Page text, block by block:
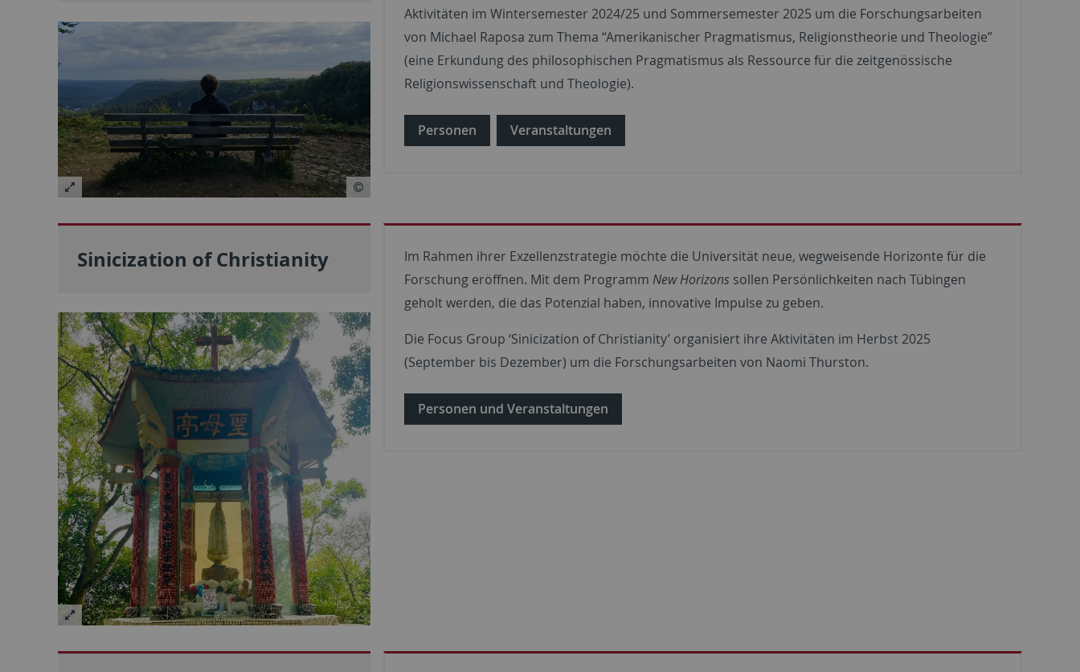
Aktivitäten im Wintersemester 2024/25 und Sommersemester 2025 um die Forschungsarbeiten
von Michael Raposa zum Thema “Amerikanischer Pragmatismus, Religionstheorie und Theologie”
(eine Erkundung des philosophischen Pragmatismus als Ressource für die zeitgenössische
Religionswissenschaft und Theologie).
Personen Veranstaltungen
Sinicization of Christianity
Im Rahmen ihrer Exzellenzstrategie möchte die Universität neue, wegweisende Horizonte für die
Forschung eröffnen. Mit dem ProgrammNew Horizons sollen Persönlichkeiten nach Tübingen
geholt werden, die das Potenzial haben, innovative Impulse zu geben.
Die Focus Group ‘Sinicization of Christianity’ organisiert ihre Aktivitäten im Herbst 2025
(September bis Dezember) um die Forschungsarbeiten von Naomi Thurston.
Personen und Veranstaltungen